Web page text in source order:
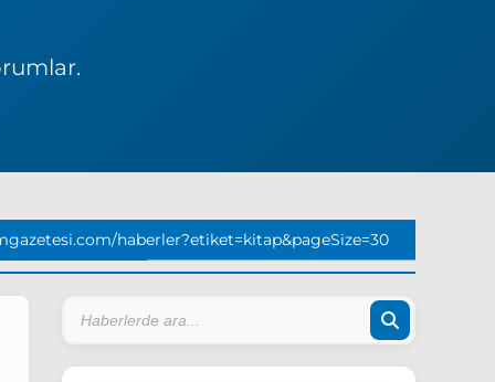
haberler?etiket=kitap&pageSize=30